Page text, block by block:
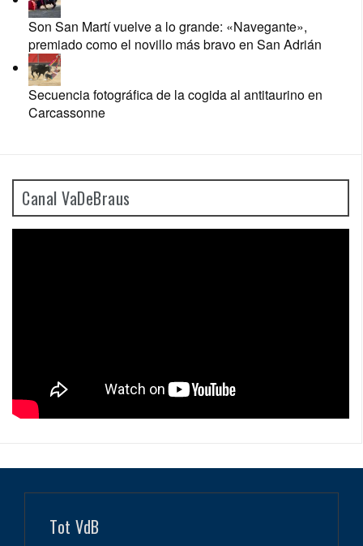
Son San Martí vuelve a lo grande: «Navegante»,
premiado como el novillo más bravo en San Adrián
Secuencia fotográfica de la cogida al antitaurino en
Carcassonne
Canal VaDeBraus
Tot VdB